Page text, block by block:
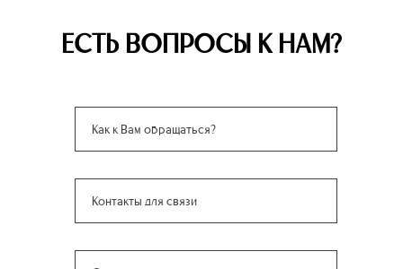
ЕСТЬ ВОПРОСЫ К НАМ?